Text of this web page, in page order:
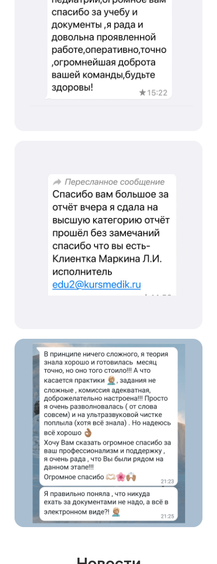
Соглашение о конфиденциальности
Политика конфиденциальности
ИНН/КПП 9702021368/770201001
Юридический адрес: 107031, г.Москва, вн.тер.г.
Муниципальный Округ Мещанский, ул Кузнецкий
Мост, д. 19, стр.2
Профессиональная подготовка
Повышение квалификации
Для фармацевтов
Со средним образованием
С высшим образованием
Молекулярная нутрициология
Со средним образованием
С высшим образованием
Аккредитация
Подготовка документов
Прохождение тестов по клиническим
рекомендациям на портале НМО
Сопровождение первичной
специализированной аккредитации
Категория «под ключ»
Периодическая аккредитация «под ключ»